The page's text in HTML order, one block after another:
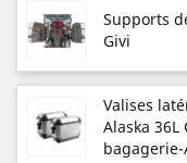
Supports
Givi
Valises
Alaska 36L
bagagerie-